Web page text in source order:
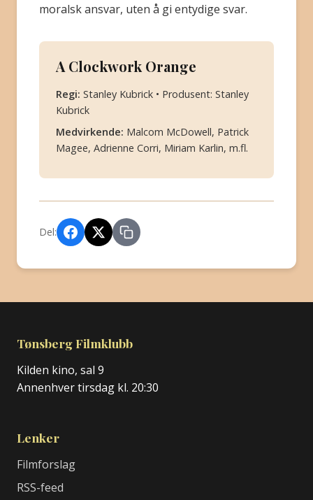
moralsk ansvar, uten å gi entydige svar.
A Clockwork Orange
Regi: Stanley Kubrick • Produsent: Stanley
Kubrick
Medvirkende: Malcom McDowell, Patrick
Magee, Adrienne Corri, Miriam Karlin, m.fl.
Del:
Tønsberg Filmklubb
Kilden kino, sal 9
Annenhver tirsdag kl. 20:30
Lenker
Filmforslag
RSS-feed